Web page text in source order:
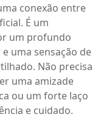
conexão entre
É um
um profundo
uma sensação de
Não precisa
uma amizade
ou um forte laço
e cuidado.